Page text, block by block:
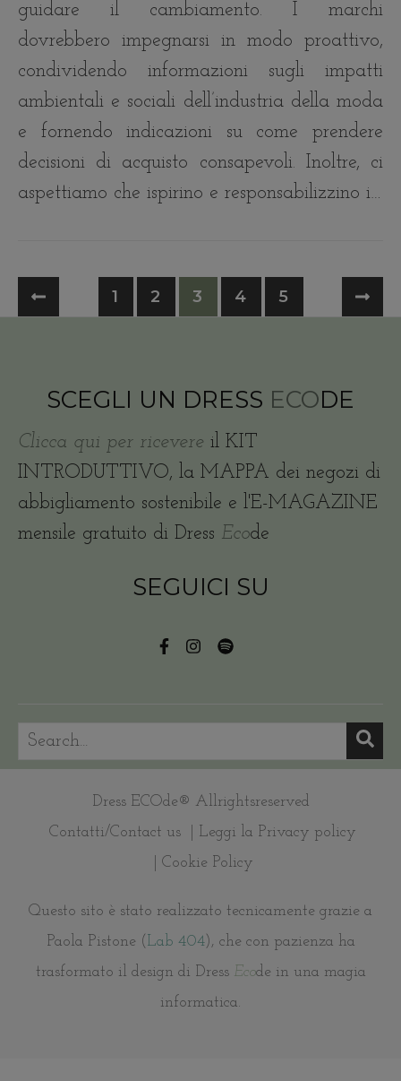
guidare il cambiamento. I marchi
dovrebbero impegnarsi in modo proattivo,
condividendo informazioni sugli impatti
ambientali e sociali dell’industria della moda
e fornendo indicazioni su come prendere
decisioni di acquisto consapevoli. Inoltre, ci
aspettiamo che ispirino e responsabilizzino i…
1 2 3 4 5
SCEGLI UN DRESS ECODE
Clicca qui per ricevere il KIT
INTRODUTTIVO, la MAPPA dei negozi di
abbigliamento sostenibile e l'E-MAGAZINE
mensile gratuito di Dress Ecode
SEGUICI SU
Dress ECOde® Allrightsreserved
Contatti/Contact us
| Leggi la Privacy policy
| Cookie Policy
Questo sito è stato realizzato tecnicamente grazie a
Paola Pistone (Lab 404), che con pazienza ha
trasformato il design di Dress Ecode in una magia
informatica.